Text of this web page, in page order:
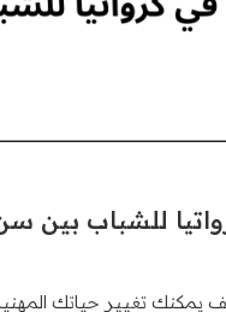
يمكنك تغيير حياتك